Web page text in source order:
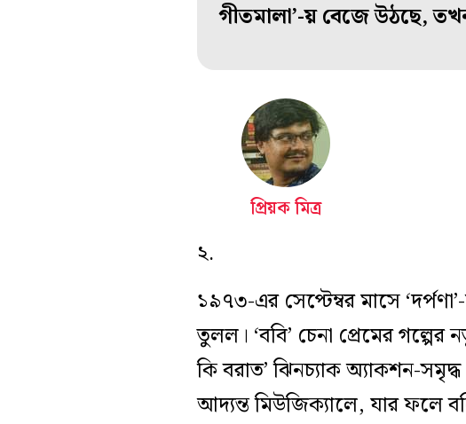
গীতমালা’-য় বেজে উঠছে,
প্রিয়ক মিত্র
২.
১৯৭৩-এর সেপ্টেম্বর মাসে
তুলল। ‘ববি’ চেনা প্রেমের
কি বরাত’ ঝিনচ‍্যাক অ্যাকশন-
আদ‍্যন্ত মিউজিক্যালে, যার ফলে